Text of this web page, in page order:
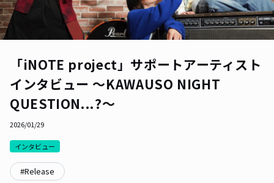
「iNOTE project」サポートアーティスト
インタビュー ～KAWAUSO NIGHT
QUESTION...?～
2026/01/29
インタビュー
#Release